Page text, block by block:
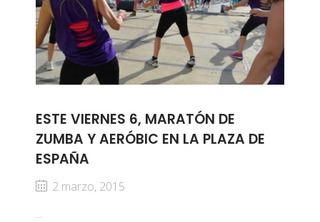
ESTE VIERNES 6, MARATÓN DE
ZUMBA Y AERÓBIC EN LA PLAZA DE
ESPAÑA
2 marzo, 2015
...